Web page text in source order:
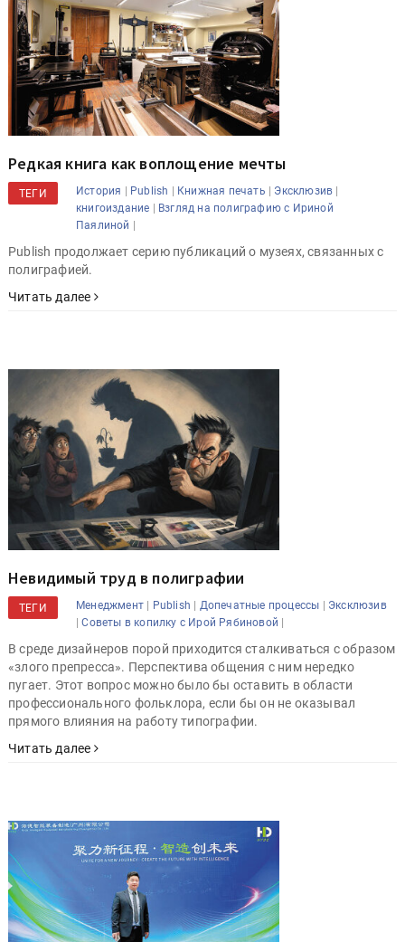
Редкая книга как воплощение мечты
ТЕГИ История | Publish | Книжная печать | Эксклюзив |
книгоиздание | Взгляд на полиграфию с Ириной
Паялиной |
Publish продолжает серию публикаций о музеях, связанных с
полиграфией.
Читать далее
Невидимый труд в полиграфии
ТЕГИ Менеджмент | Publish | Допечатные процессы | Эксклюзив
|Советы в копилку с Ирой Рябиновой |
В среде дизайнеров порой приходится сталкиваться с образом
«злого препресса». Перспектива общения с ним нередко
пугает. Этот вопрос можно было бы оставить в области
профессионального фольклора, если бы он не оказывал
прямого влияния на работу типографии.
Читать далее